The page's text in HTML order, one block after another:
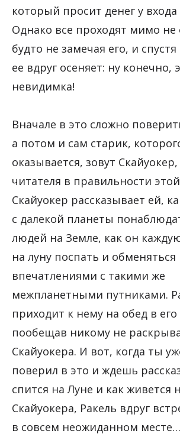
который просит денег у входа
Однако все проходят мимо не
будто не замечая его, и
ее вдруг осеняет: ну конечно,
невидимка!
Вначале в это сложно
а потом и сам старик,
оказывается, зовут
читателя в правильности
Скайуокер рассказывает ей,
с далекой планеты
людей на Земле, как он
на луну поспать и обменяться
впечатлениями с такими же
межпланетными путниками.
приходит к нему на обед в
пообещав никому не
Скайуокера. И вот, когда ты
поверил в это и ждешь
спится на Луне и как живется
Скайуокера, Ракель вдруг
в совсем неожиданном месте…